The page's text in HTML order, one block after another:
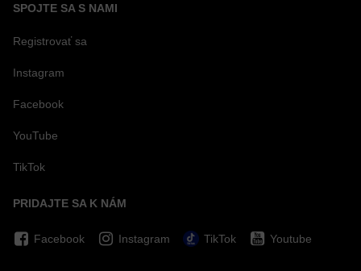
SPOJTE SA S NAMI
Registrovať sa
Instagram
Facebook
YouTube
TikTok
PRIDAJTE SA K NÁM
Facebook Instagram TikTok Youtube